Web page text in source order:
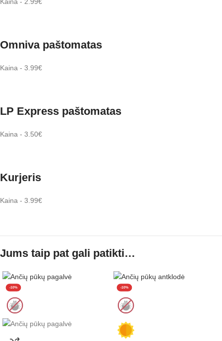
Omniva paštomatas
Kaina - 3.99€
LP Express paštomatas
Kaina - 3.50€
Kurjeris
Kaina - 3.99€
Jums taip pat gali patikti…
-10% -10%